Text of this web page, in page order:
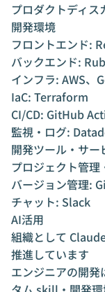
プロダクトディ
開発環境
フロントエンド:
バックエンド:
インフラ: AWS、
IaC: Terraform
CI/CD: GitHub
監視・ログ:
開発ツール・サー
プロジェクト管
バージョン管理:
チャット: Slack
AI活用
組織として
推進しています
エンジニアの開